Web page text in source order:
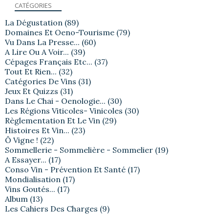
CATÉGORIES
La Dégustation (89)
Domaines Et Oeno-Tourisme (79)
Vu Dans La Presse... (60)
A Lire Ou A Voir... (39)
Cépages Français Etc... (37)
Tout Et Rien... (32)
Catégories De Vins (31)
Jeux Et Quizzs (31)
Dans Le Chai - Oenologie... (30)
Les Régions Viticoles- Vinicoles (30)
Règlementation Et Le Vin (29)
Histoires Et Vin... (23)
Ô Vigne ! (22)
Sommellerie - Sommelière - Sommelier (19)
A Essayer... (17)
Conso Vin - Prévention Et Santé (17)
Mondialisation (17)
Vins Goutés... (17)
Album (13)
Les Cahiers Des Charges (9)